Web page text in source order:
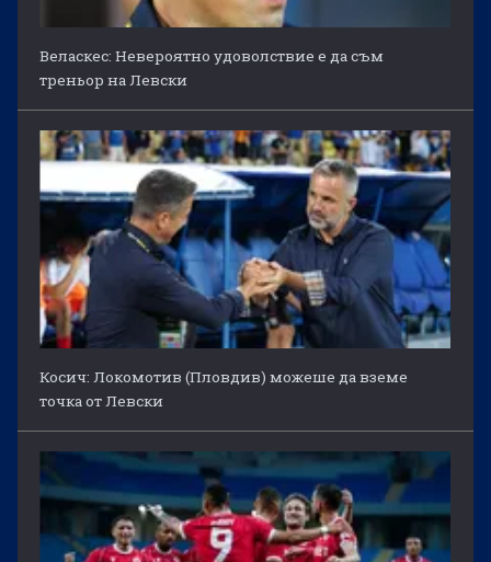
Веласкес: Невероятно удоволствие е да съм
треньор на Левски
Косич: Локомотив (Пловдив) можеше да вземе
точка от Левски